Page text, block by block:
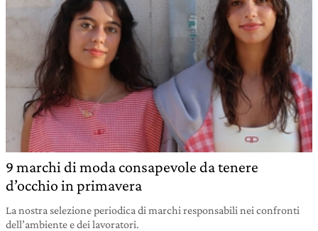
9 marchi di moda consapevole da tenere
d’occhio in primavera
La nostra selezione periodica di marchi responsabili nei confronti
dell’ambiente e dei lavoratori.